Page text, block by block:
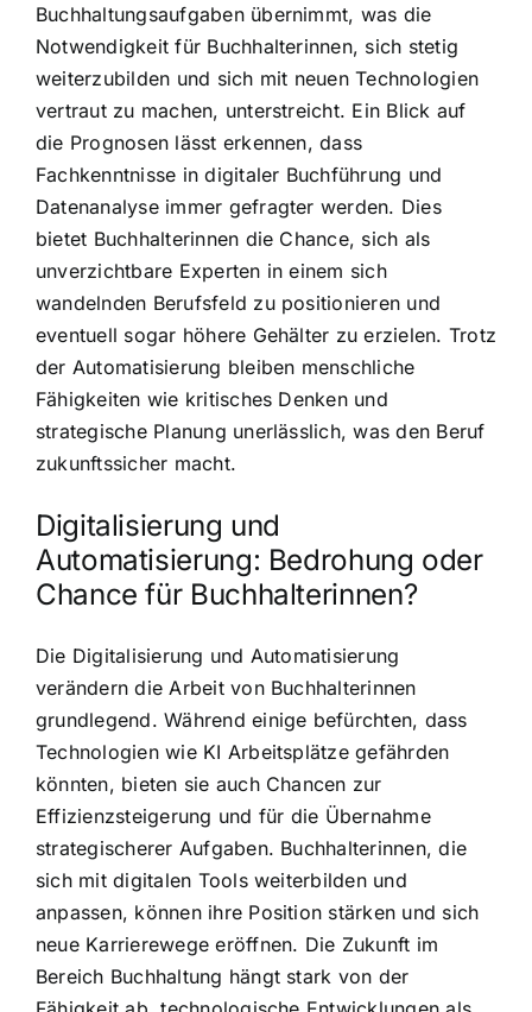
Buchhaltungsaufgaben übernimmt, was die
Notwendigkeit für Buchhalterinnen, sich stetig
weiterzubilden und sich mit neuen Technologien
vertraut zu machen, unterstreicht. Ein Blick auf
die Prognosen lässt erkennen, dass
Fachkenntnisse in digitaler Buchführung und
Datenanalyse immer gefragter werden. Dies
bietet Buchhalterinnen die Chance, sich als
unverzichtbare Experten in einem sich
wandelnden Berufsfeld zu positionieren und
eventuell sogar höhere Gehälter zu erzielen. Trotz
der Automatisierung bleiben menschliche
Fähigkeiten wie kritisches Denken und
strategische Planung unerlässlich, was den Beruf
zukunftssicher macht.
Digitalisierung und
Automatisierung: Bedrohung oder
Chance für Buchhalterinnen?
Die Digitalisierung und Automatisierung
verändern die Arbeit von Buchhalterinnen
grundlegend. Während einige befürchten, dass
Technologien wie KI Arbeitsplätze gefährden
könnten, bieten sie auch Chancen zur
Effizienzsteigerung und für die Übernahme
strategischerer Aufgaben. Buchhalterinnen, die
sich mit digitalen Tools weiterbilden und
anpassen, können ihre Position stärken und sich
neue Karrierewege eröffnen. Die Zukunft im
Bereich Buchhaltung hängt stark von der